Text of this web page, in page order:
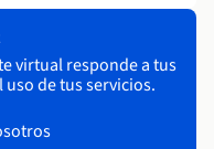
virtual responde a tus
de tus servicios.